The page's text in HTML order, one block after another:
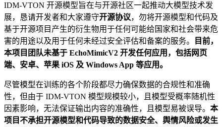
IDM-VTON 开源模型旨在与开源社区一起推动大模型技术发
展，恳请开发者和大家遵守开源协议，勿将开源模型和代码及
基于开源项目产生的衍生物用于任何可能给国家和社会带来危
害的用途以及用于任何未经过安全评估和备案的服务。
目前，
本项目团队未基于 EchoMimicV2 开发任何应用，包括网页
端、安卓、苹果 iOS 及 Windows App 等应用。
尽管模型在训练的各个阶段都尽力确保数据的合规性和准确
性，但由于 IDM-VTON 模型规模较小，且模型受概率随机性
因素影响，无法保证输出内容的准确性，且模型易被误导。 本
项目不承担开源模型和代码导致的数据安全、舆情风险或发生